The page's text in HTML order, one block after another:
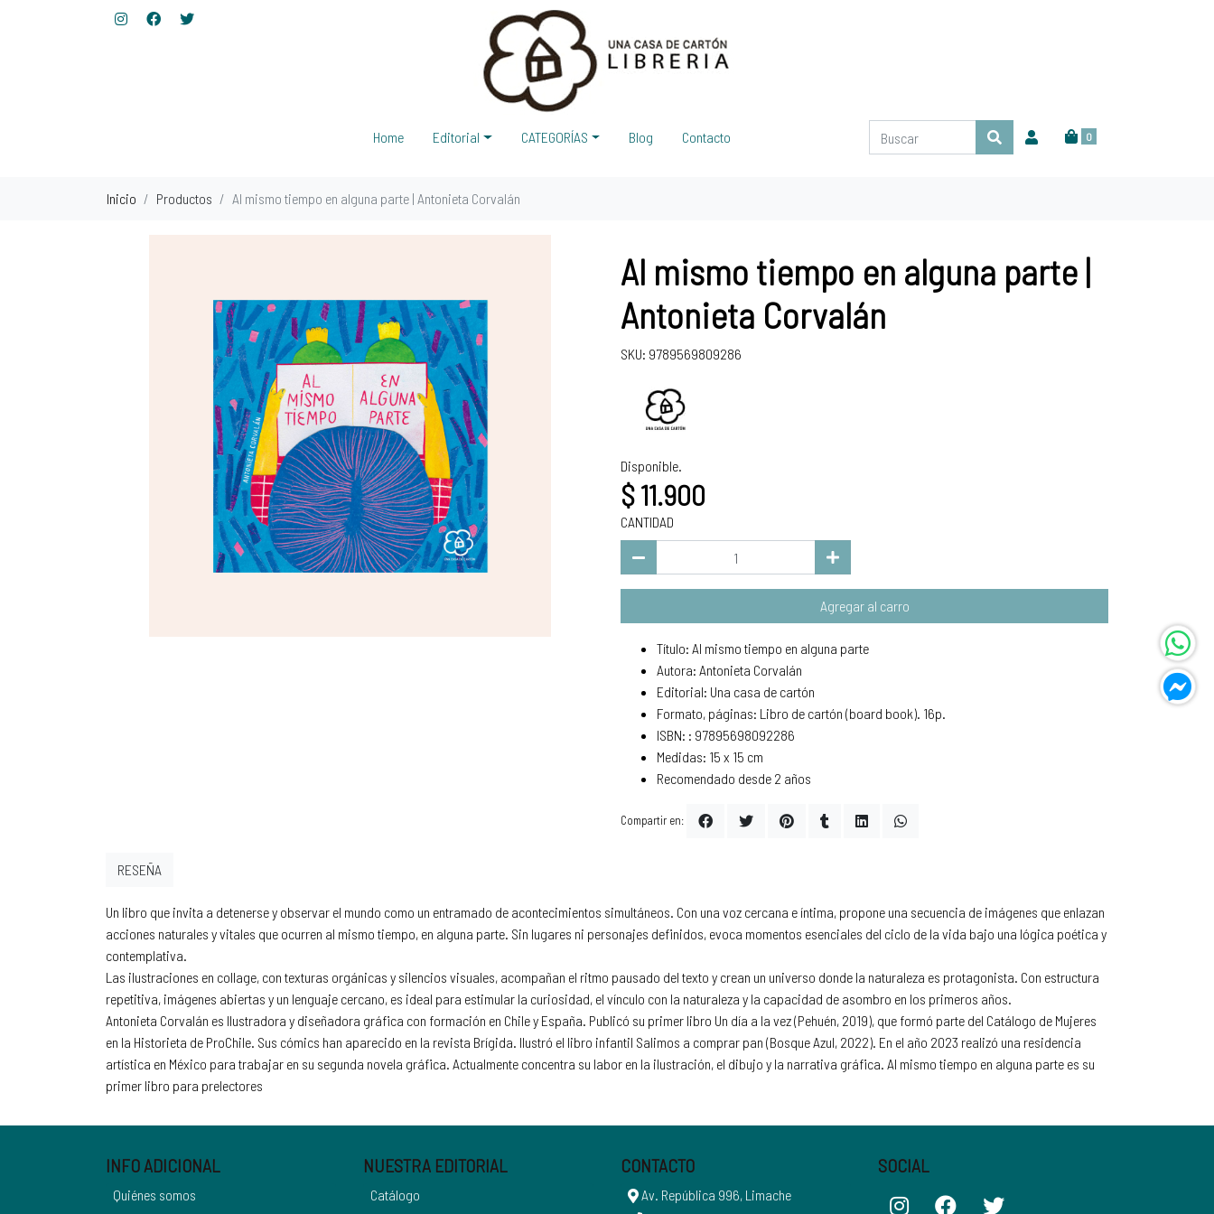
0
Home Editorial CATEGORÍAS Blog Contacto
Inicio Productos Al mismo tiempo en alguna parte | Antonieta Corvalán
Al mismo tiempo en alguna parte |
Antonieta Corvalán
SKU: 9789569809286
Disponible.
$ 11.900
CANTIDAD
Agregar al carro
Título: Al mismo tiempo en alguna parte
Autora: Antonieta Corvalán
Editorial: Una casa de cartón
Formato, páginas: Libro de cartón (board book). 16p.
ISBN: : 97895698092286
Medidas: 15 x 15 cm
Recomendado desde 2 años
Compartir en:
Un libro que invita a detenerse y observar el mundo como un entramado de acontecimientos simultáneos. Con una voz cercana e íntima, propone una secuencia de imágenes que enlazan
acciones naturales y vitales que ocurren al mismo tiempo, en alguna parte. Sin lugares ni personajes definidos, evoca momentos esenciales del ciclo de la vida bajo una lógica poética y
contemplativa.
Las ilustraciones en collage, con texturas orgánicas y silencios visuales, acompañan el ritmo pausado del texto y crean un universo donde la naturaleza es protagonista. Con estructura
repetitiva, imágenes abiertas y un lenguaje cercano, es ideal para estimular la curiosidad, el vínculo con la naturaleza y la capacidad de asombro en los primeros años.
Antonieta Corvalán es Ilustradora y diseñadora gráfica con formación en Chile y España. Publicó su primer libro Un día a la vez (Pehuén, 2019), que formó parte del Catálogo de Mujeres
en la Historieta de ProChile. Sus cómics han aparecido en la revista Brígida. Ilustró el libro infantil Salimos a comprar pan (Bosque Azul, 2022). En el año 2023 realizó una residencia
artística en México para trabajar en su segunda novela gráfica. Actualmente concentra su labor en la ilustración, el dibujo y la narrativa gráfica. Al mismo tiempo en alguna parte es su
primer libro para prelectores
RESEÑA
INFO ADICIONAL
Quiénes somos
NUESTRA EDITORIAL
Catálogo
CONTACTO
Av. República 996, Limache
SOCIAL